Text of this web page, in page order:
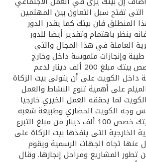
التى تفتح سبل التعاون بين المهتمين
المنطلق فان بيتك كما يقدر الدور
ينظر باهتمام وتقدير أيضا للدور
العاملة في هذا المجال والتى
وإنجازات ملموسة داخل وخارج
الكويت ، لذا فقد خصص بيتك مبلغ 200 ألف دينار لدعم
داخل الكويت على أن يتولى بيت الزكاة
على أهمية تنوع النشاط والعمل
لما يحققه العمل الخيري خارجيا
وجه الكويت الحضاري وطبيعة شعبه
المعطاء ، مبينا أن بيتك خصص 100 ألف دينار من مبلغ التبرع
الخارجية التى ينفذها بيت الزكاة على
عنها تجاه الجهات الرسمية ويقوم
تطور المشاريع ومراحل إنجازها. وقال